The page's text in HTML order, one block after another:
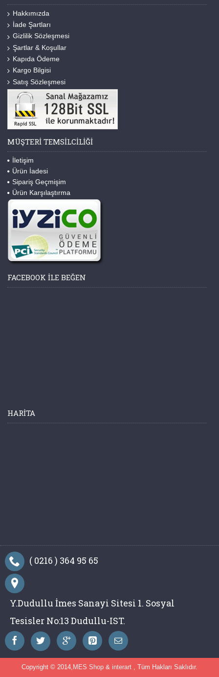
Hakkımızda
İade Şartları
Gizlilik Sözleşmesi
Şartlar & Koşullar
Kapıda Ödeme
Kargo Bilgisi
Satış Sözleşmesi
MÜŞTERI TEMSILCILIĞI
İletişim
Ürün İadesi
Sipariş Geçmişim
Ürün Karşılaştırma
FACEBOOK ILE BEĞEN
HARITA
( 0216 ) 364 95 65
Y.Dudullu İmes Sanayi Sitesi 1. Sosyal
Tesisler No:13 Dudullu-IST.
Copyright © 2014, MES Shop & interart , Tüm Hakları Saklıdır.